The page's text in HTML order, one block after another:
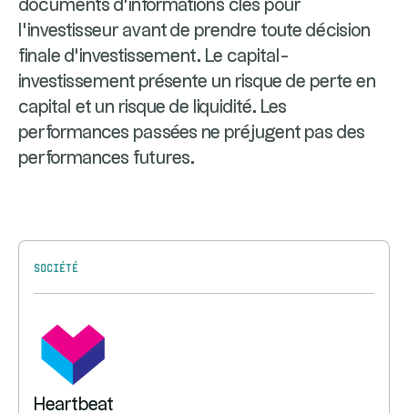
documents d’informations clés pour
l’investisseur avant de prendre toute décision
finale d’investissement. Le capital-
investissement présente un risque de perte en
capital et un risque de liquidité. Les
performances passées ne préjugent pas des
performances futures.
Société
Heartbeat